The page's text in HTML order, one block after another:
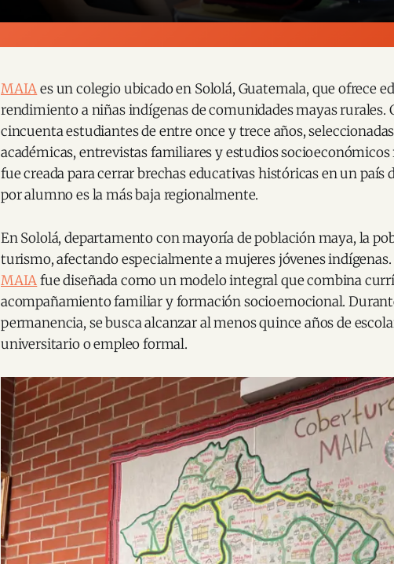
MAIAes un colegio ubicado en Sololá, Guatemala, que ofrece
rendimiento a niñas indígenas de comunidades mayas rurales.
cincuenta estudiantes de entre once y trece años,
académicas, entrevistas familiares y estudios
fue creada para cerrar brechas educativas históricas en un país
por alumno es la más baja regionalmente.
En Sololá, departamento con mayoría de población maya, la
turismo, afectando especialmente a mujeres jóvenes
MAIAfue diseñada como un modelo integral que combina
acompañamiento familiar y formación socioemocional.
permanencia, se busca alcanzar al menos quince años de
universitario o empleo formal.